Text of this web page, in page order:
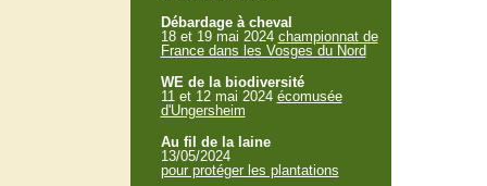
Débardage à cheval
18 et 19 mai 2024 championnat de
France dans les Vosges du Nord
WE de la biodiversité
11 et 12 mai 2024 écomusée
d'Ungersheim
Au fil de la laine
13/05/2024
pour protéger les plantations